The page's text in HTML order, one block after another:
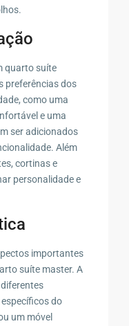
quarto suíte
preferências dos
como uma
e uma
ser adicionados
Além
cortinas e
personalidade e
importantes
suíte master. A
do
um móvel